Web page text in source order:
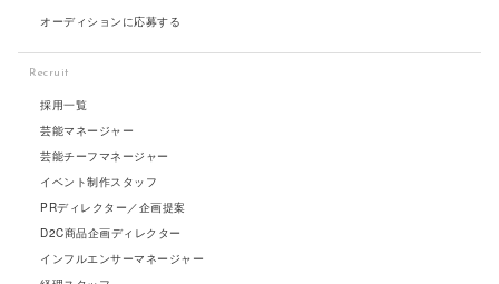
オーディションに応募する
Recruit
採用一覧
芸能マネージャー
芸能チーフマネージャー
イベント制作スタッフ
PRディレクター／企画提案
D2C商品企画ディレクター
インフルエンサーマネージャー